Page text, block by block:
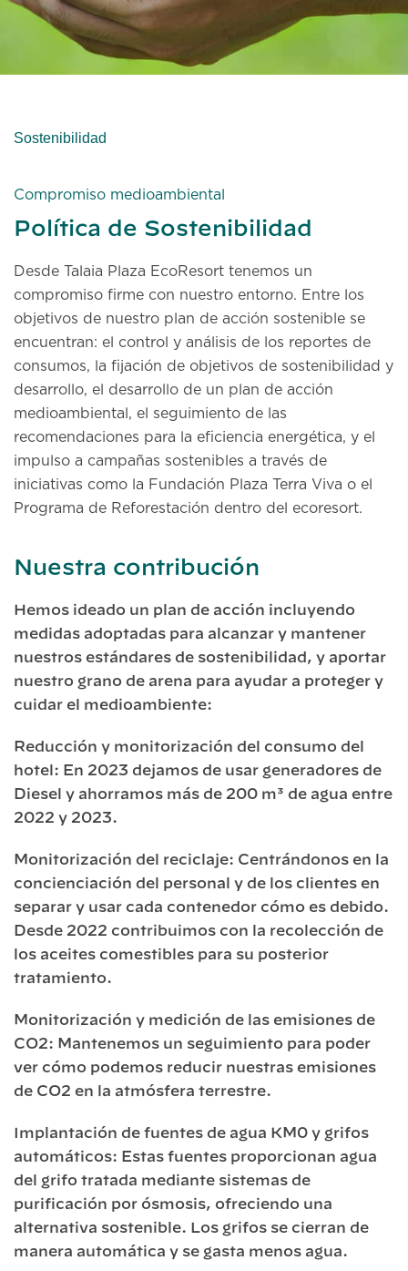
Sostenibilidad
Compromiso medioambiental
Política de Sostenibilidad
Desde Talaia Plaza EcoResort tenemos un
compromiso firme con nuestro entorno. Entre los
objetivos de nuestro plan de acción sostenible se
encuentran: el control y análisis de los reportes de
consumos, la fijación de objetivos de sostenibilidad y
desarrollo, el desarrollo de un plan de acción
medioambiental, el seguimiento de las
recomendaciones para la eficiencia energética, y el
impulso a campañas sostenibles a través de
iniciativas como la Fundación Plaza Terra Viva o el
Programa de Reforestación dentro del ecoresort.
Nuestra contribución
Hemos ideado un plan de acción incluyendo
medidas adoptadas para alcanzar y mantener
nuestros estándares de sostenibilidad, y aportar
nuestro grano de arena para ayudar a proteger y
cuidar el medioambiente:
Reducción y monitorización del consumo del
hotel: En 2023 dejamos de usar generadores de
Diesel y ahorramos más de 200 m³ de agua entre
2022 y 2023.
Monitorización del reciclaje: Centrándonos en la
concienciación del personal y de los clientes en
separar y usar cada contenedor cómo es debido.
Desde 2022 contribuimos con la recolección de
los aceites comestibles para su posterior
tratamiento.
Monitorización y medición de las emisiones de
CO2: Mantenemos un seguimiento para poder
ver cómo podemos reducir nuestras emisiones
de CO2 en la atmósfera terrestre.
Implantación de fuentes de agua KM0 y grifos
automáticos: Estas fuentes proporcionan agua
del grifo tratada mediante sistemas de
purificación por ósmosis, ofreciendo una
alternativa sostenible. Los grifos se cierran de
manera automática y se gasta menos agua.